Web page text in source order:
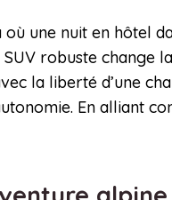
une nuit en hôtel
robuste change
la liberté d’une
En alliant